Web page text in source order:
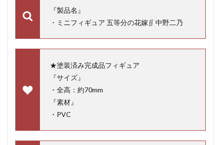
『製品名』
・ミニフィギュア 五等分の花嫁∬ 中野二乃
★塗装済み完成品フィギュア
『サイズ』
・全高：約70mm
『素材』
・PVC